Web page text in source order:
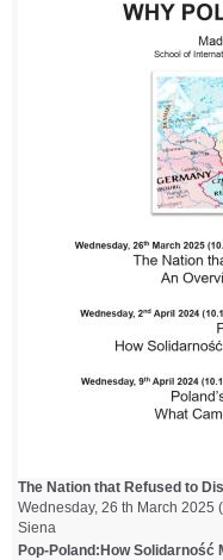
The Nation that Refused to
Wednesday, 26 th March 2025
Siena
Pop-Poland:How Solidarność